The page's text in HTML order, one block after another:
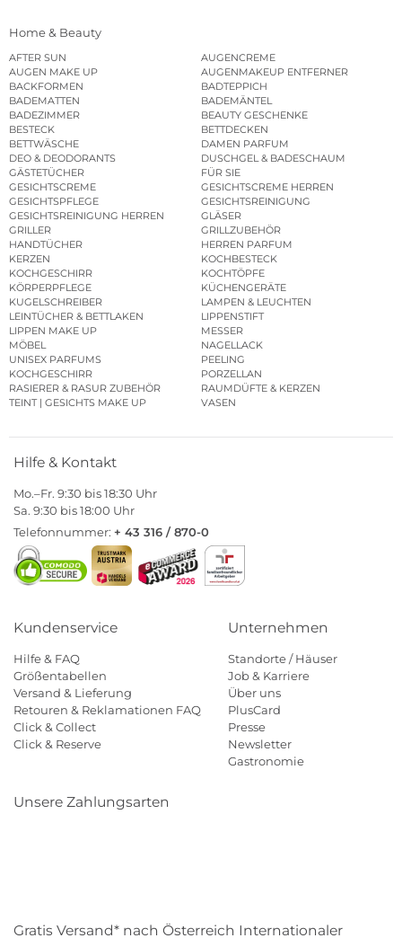
Home & Beauty
AFTER SUN
AUGENCREME
AUGEN MAKE UP
AUGENMAKEUP ENTFERNER
BACKFORMEN
BADTEPPICH
BADEMATTEN
BADEMÄNTEL
BADEZIMMER
BEAUTY GESCHENKE
BESTECK
BETTDECKEN
BETTWÄSCHE
DAMEN PARFUM
DEO & DEODORANTS
DUSCHGEL & BADESCHAUM
GÄSTETÜCHER
FÜR SIE
GESICHTSCREME
GESICHTSCREME HERREN
GESICHTSPFLEGE
GESICHTSREINIGUNG
GESICHTSREINIGUNG HERREN
GLÄSER
GRILLER
GRILLZUBEHÖR
HANDTÜCHER
HERREN PARFUM
KERZEN
KOCHBESTECK
KOCHGESCHIRR
KOCHTÖPFE
KÖRPERPFLEGE
KÜCHENGERÄTE
KUGELSCHREIBER
LAMPEN & LEUCHTEN
LEINTÜCHER & BETTLAKEN
LIPPENSTIFT
LIPPEN MAKE UP
MESSER
MÖBEL
NAGELLACK
UNISEX PARFUMS
PEELING
KOCHGESCHIRR
PORZELLAN
RASIERER & RASUR ZUBEHÖR
RAUMDÜFTE & KERZEN
TEINT | GESICHTS MAKE UP
VASEN
Hilfe & Kontakt
Mo.–Fr. 9:30 bis 18:30 Uhr
Sa. 9:30 bis 18:00 Uhr
Telefonnummer: + 43 316 / 870-0
Kundenservice
Hilfe & FAQ
Größentabellen
Versand & Lieferung
Retouren & Reklamationen FAQ
Click & Collect
Click & Reserve
Unternehmen
Standorte / Häuser
Job & Karriere
Über uns
PlusCard
Presse
Newsletter
Gastronomie
Unsere Zahlungsarten
Gratis Versand* nach Österreich Internationaler